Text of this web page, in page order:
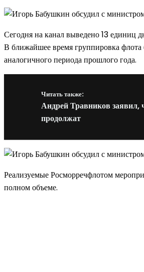
Сегодня на канал выведено 13 единиц
В ближайшее время группировка флота
аналогичного периода прошлого года.
Читать также:
Андрей Травников заявил,
продолжат
Реализуемые Росморречфлотом
полном объеме.